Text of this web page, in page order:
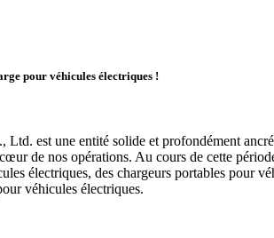
pour véhicules électriques !
est une entité solide et profondément
de nos opérations. Au cours de cette
électriques, des chargeurs portables pour
véhicules électriques.